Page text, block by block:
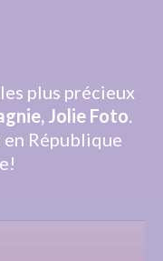
plus précieux
Jolie Foto.
République